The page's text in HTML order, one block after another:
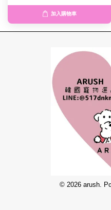
加入購物車
© 2026 arush.